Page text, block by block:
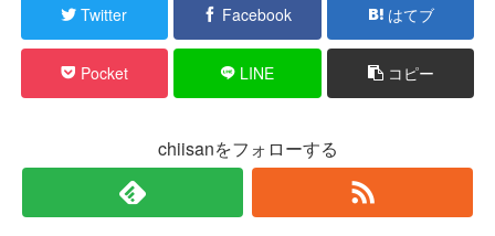
Twitter Facebook はてブ
Pocket LINE コピー
chiisanをフォローする